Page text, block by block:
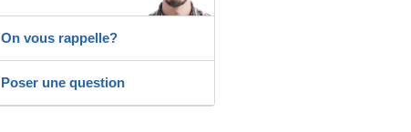
On vous rappelle?
Poser une question